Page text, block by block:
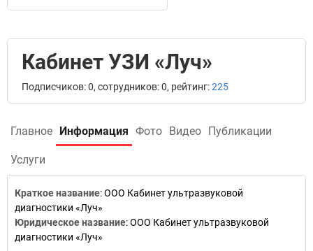
Кабинет УЗИ «Луч»
Подписчиков: 0, сотрудников: 0, рейтинг:225
Главное Информация Фото Видео Публикации
Услуги
Краткое название:ООО Кабинет ультразвуковой
диагностики «Луч»
Юридическое название:ООО Кабинет ультразвуковой
диагностики «Луч»